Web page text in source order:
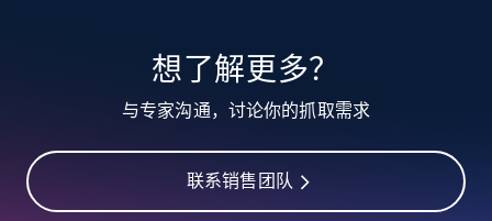
963+
想了解更多？
与专家沟通，讨论你的抓取需求
联系销售团队